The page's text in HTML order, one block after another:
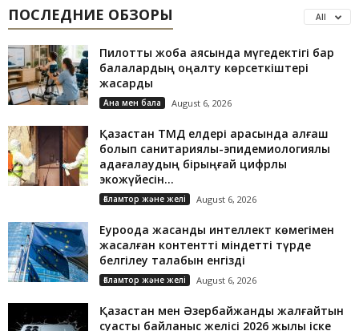
ПОСЛЕДНИЕ ОБЗОРЫ All
Пилоттық жоба аясында мүгедектігі бар
балалардың оңалту көрсеткіштері
жақсарды
Ана мен бала August 6, 2026
Қазақстан ТМД елдері арасында алғаш
болып санитариялық-эпидемиологиялық
қадағалаудың бірыңғай цифрлық
экожүйесін...
Ғаламтор және желі August 6, 2026
Еуроодақ жасанды интеллект көмегімен
жасалған контентті міндетті түрде
белгілеу талабын енгізді
Ғаламтор және желі August 6, 2026
Қазақстан мен Әзербайжанды жалғайтын
суасты байланыс желісі 2026 жылы іске